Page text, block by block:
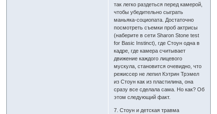
так легко раздеться перед камерой,
чтобы убедительно сыграть
маньяка-социопата. Достаточно
посмотреть съемки проб актрисы
(наберите в сети Sharon Stone test
for Basic Instinct), где Стоун одна в
кадре, где камера считывает
движение каждого лицевого
мускула, становится очевидно, что
режиссер не лепил Кэтрин Трэмел
из Стоун как из пластилина, она
сразу все сделала сама. Но как? Об
этом следующий факт.
7. Стоун и детская травма